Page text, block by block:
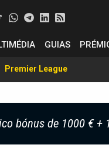
GUIAS
Premier League
bónus de 1000 €